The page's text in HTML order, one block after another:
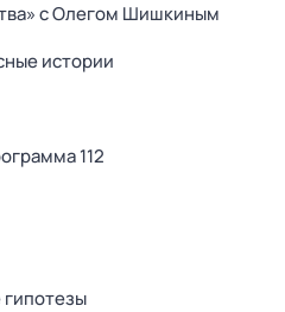
с Олегом Шишкиным
истории
112